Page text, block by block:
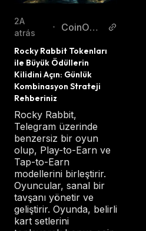
2A
atrás
•
CoinOTa
Rocky Rabbit Tokenları
ile Büyük Ödüllerin
Kilidini Açın: Günlük
Kombinasyon Strateji
Rehberiniz
Rocky Rabbit,
Telegram üzerinde
benzersiz bir oyun
olup, Play-to-Earn ve
Tap-to-Earn
modellerini birleştirir.
Oyuncular, sanal bir
tavşanı yönetir ve
geliştirir. Oyunda, belirli
kart setlerini